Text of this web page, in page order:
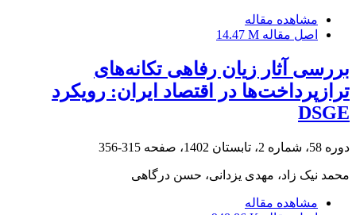
مشاهده مقاله
اصل مقاله 14.47 M
بررسی آثار زیان رفاهی تکانه‌های
ترازپرداخت‌ها در اقتصاد ایران: رویکرد
DSGE
دوره 58، شماره 2، تابستان 1402، صفحه 315-356
محمد نیک زاد، مهدی یزدانی، حسن درگاهی
مشاهده مقاله